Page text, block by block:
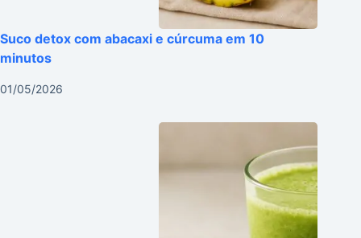
Suco detox com abacaxi e cúrcuma em 10
minutos
01/05/2026